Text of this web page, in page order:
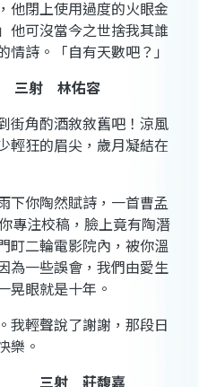
，他閉上使用過度的火眼金
他可沒當今之世捨我其誰
情詩 。「自有天數吧？」
射 林佑容
街角酌酒敘敘舊吧！涼風
輕狂的眉尖 ，歲月凝結在
下你陶然賦詩 ，一首曹孟
專注校稿，臉上竟有陶潛
町二輪電影院內，被你溫
為一些誤會，我們由愛生
晃眼就是十年。
。我輕聲說了謝謝，那段日
樂。
莊馥嘉